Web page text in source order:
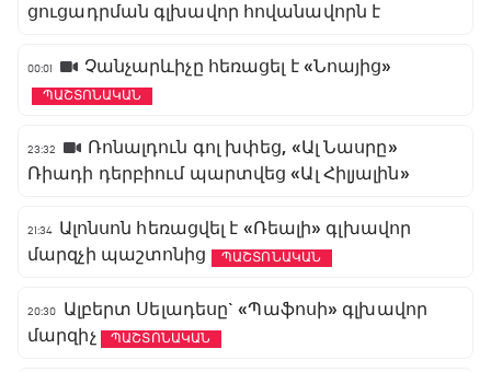
ցուցադրման գլխավոր հովանավորն է
00:01 Չանչարևիչը հեռացել է «Նոայից»
ՊԱՇՏՈՆԱԿԱՆ
23:32
Ռոնալդուն գոլ խփեց, «Ալ Նասրը»
Ռիադի դերբիում պարտվեց «Ալ Հիլյալին»
21:34 Ալոնսոն հեռացվել է «Ռեալի» գլխավոր
մարզչի պաշտոնից
ՊԱՇՏՈՆԱԿԱՆ
20:30
Ալբերտ Սելադեսը` «Պաֆոսի» գլխավոր
մարզիչ
ՊԱՇՏՈՆԱԿԱՆ